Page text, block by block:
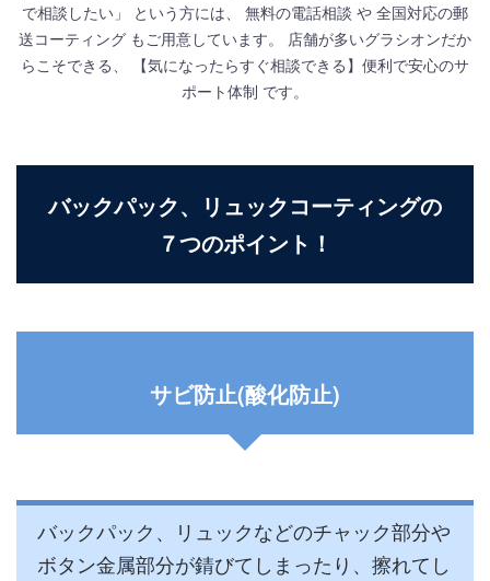
で相談したい」 という方には、 無料の電話相談 や 全国対応の郵
送コーティング もご用意しています。 店舗が多いグラシオンだか
らこそできる、 【気になったらすぐ相談できる】便利で安心のサ
ポート体制 です。
バックパック、リュックコーティングの
７つのポイント！
サビ防止(酸化防止)
バックパック、リュックなどのチャック部分や
ボタン金属部分が錆びてしまったり、擦れてし